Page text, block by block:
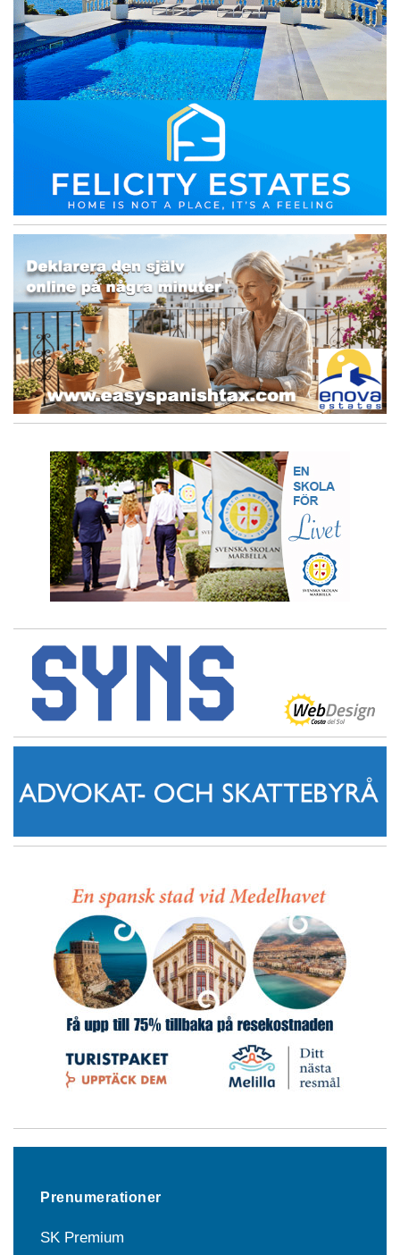
Prenumerationer
SK Premium